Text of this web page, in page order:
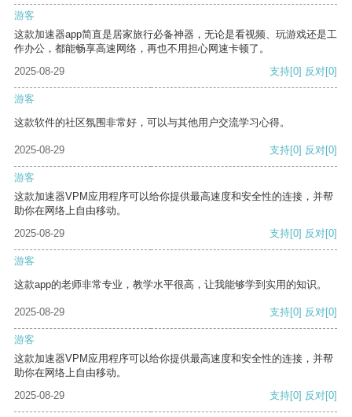
游客
这款加速器app简直是居家旅行必备神器，无论是看视频、玩游戏还是工
作办公，都能畅享高速网络，再也不用担心网速卡顿了。
2025-08-29
支持[0] 反对[0]
游客
这款软件的社区氛围非常好，可以与其他用户交流学习心得。
2025-08-29 支持[0] 反对[0]
游客
这款加速器VPM应用程序可以给你提供最高速度和安全性的连接，并帮
助你在网络上自由移动。
2025-08-29
支持[0] 反对[0]
游客
这款app的老师非常专业，教学水平很高，让我能够学到实用的知识。
2025-08-29 支持[0] 反对[0]
游客
这款加速器VPM应用程序可以给你提供最高速度和安全性的连接，并帮
助你在网络上自由移动。
2025-08-29
支持[0] 反对[0]